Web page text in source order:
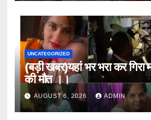
UNCATEGORIZED
(बड़ी खबर)यहां भर भरा कर गिरा
की मौत ।।
AUGUST 6, 2026 ADMIN